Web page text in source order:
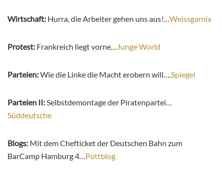
Wirtschaft: Hurra, die Arbeiter gehen uns aus!…Weissgarnix
Protest: Frankreich liegt vorne…Junge World
Parteien:Wie die Linke die Macht erobern will….Spiegel
Parteien II:Selbstdemontage der Piratenpartei…
Süddeutsche
Blogs: Mit dem Chefticket der Deutschen Bahn zum
BarCamp Hamburg 4…Pottblog